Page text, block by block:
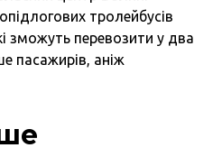
тролейбусів
зможуть перевозити у два
пасажирів, аніж